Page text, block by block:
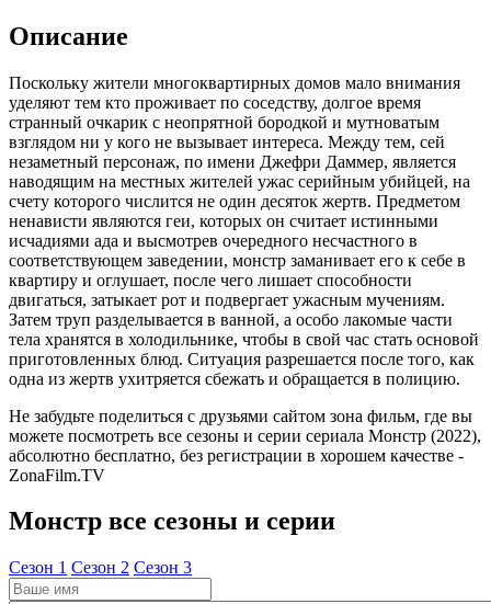
Описание
Поскольку жители многоквартирных домов мало внимания
уделяют тем кто проживает по соседству, долгое время
странный очкарик с неопрятной бородкой и мутноватым
взглядом ни у кого не вызывает интереса. Между тем, сей
незаметный персонаж, по имени Джефри Даммер, является
наводящим на местных жителей ужас серийным убийцей, на
счету которого числится не один десяток жертв. Предметом
ненависти являются геи, которых он считает истинными
исчадиями ада и высмотрев очередного несчастного в
соответствующем заведении, монстр заманивает его к себе в
квартиру и оглушает, после чего лишает способности
двигаться, затыкает рот и подвергает ужасным мучениям.
Затем труп разделывается в ванной, а особо лакомые части
тела хранятся в холодильнике, чтобы в свой час стать основой
приготовленных блюд. Ситуация разрешается после того, как
одна из жертв ухитряется сбежать и обращается в полицию.
Не забудьте поделиться с друзьями сайтом зона фильм, где вы
можете посмотреть все сезоны и серии сериала Монстр (2022),
абсолютно бесплатно, без регистрации в хорошем качестве -
ZonaFilm.TV
Монстр все сезоны и серии
Cезон 1 Cезон 2 Cезон 3